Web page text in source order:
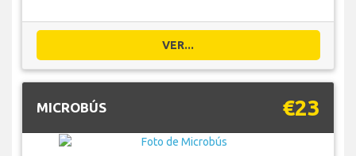
VER...
MICROBÚS €23